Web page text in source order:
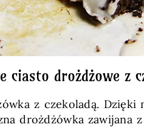
ciasto drożdżowe z
z czekoladą.
drożdżówka zawijana